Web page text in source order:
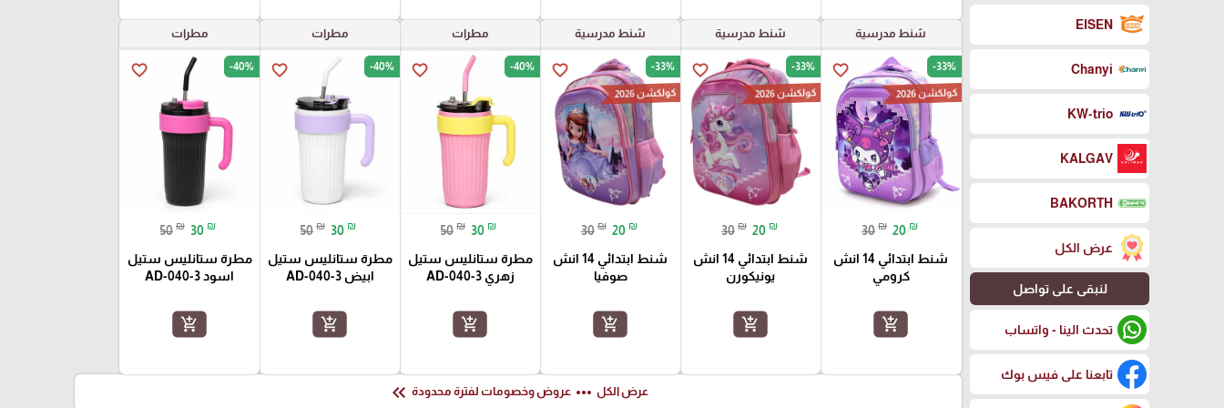
EISEN
Chanyi
KW-trio
KALGAV
BAKORTH
عرض الكل
لنبقى على تواصل
تحدث الينا - واتساب
تابعنا على فيس بوك
شنط مدرسية
favorite_border -33%
كولكشن 2026
30 ₪ 20 ₪
شنط ابتدائي 14 انش
كرومي
add_shopping_cart
شنط مدرسية
favorite_border -33%
كولكشن 2026
30 ₪ 20 ₪
شنط ابتدائي 14 انش
يونيكورن
add_shopping_cart
شنط مدرسية
favorite_border -33%
كولكشن 2026
30 ₪ 20 ₪
شنط ابتدائي 14 انش
صوفيا
add_shopping_cart
مطرات
favorite_border -40%
50 ₪ 30 ₪
مطرة ستانليس ستيل
زهري AD-040-3
add_shopping_cart
مطرات
favorite_border -40%
50 ₪ 30 ₪
مطرة ستانليس ستيل
ابيض AD-040-3
add_shopping_cart
مطرات
favorite_border -40%
50 ₪ 30 ₪
مطرة ستانليس ستيل
اسود AD-040-3
add_shopping_cart
عرض الكل more_horiz عروض وخصومات لفترة محدودة keyboard_double_arrow_left